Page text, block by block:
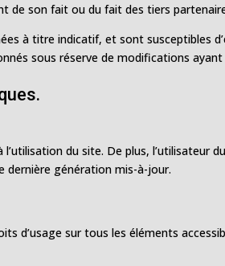
de son fait ou du fait des tiers
à titre indicatif, et sont susceptibles
sous réserve de modifications
du site. De plus, l’utilisateur
dernière génération mis-à-jour.
d’usage sur tous les éléments